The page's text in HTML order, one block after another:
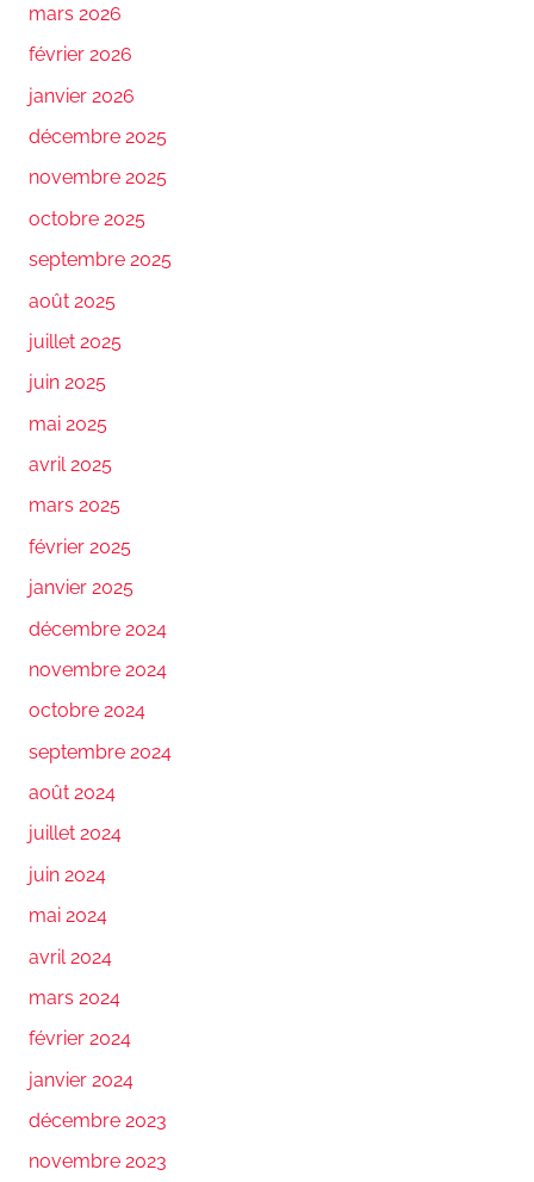
mars 2026
février 2026
janvier 2026
décembre 2025
novembre 2025
octobre 2025
septembre 2025
août 2025
juillet 2025
juin 2025
mai 2025
avril 2025
mars 2025
février 2025
janvier 2025
décembre 2024
novembre 2024
octobre 2024
septembre 2024
août 2024
juillet 2024
juin 2024
mai 2024
avril 2024
mars 2024
février 2024
janvier 2024
décembre 2023
novembre 2023